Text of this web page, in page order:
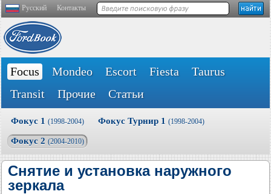
Русский Контакты
Focus Mondeo Escort Fiesta
Taurus
Transit
Прочие Статьи
Фокус 1 (1998-2004) Фокус Турнир 1 (1998-2004)
Фокус 2 (2004-2010)
Снятие и установка наружного
зеркала